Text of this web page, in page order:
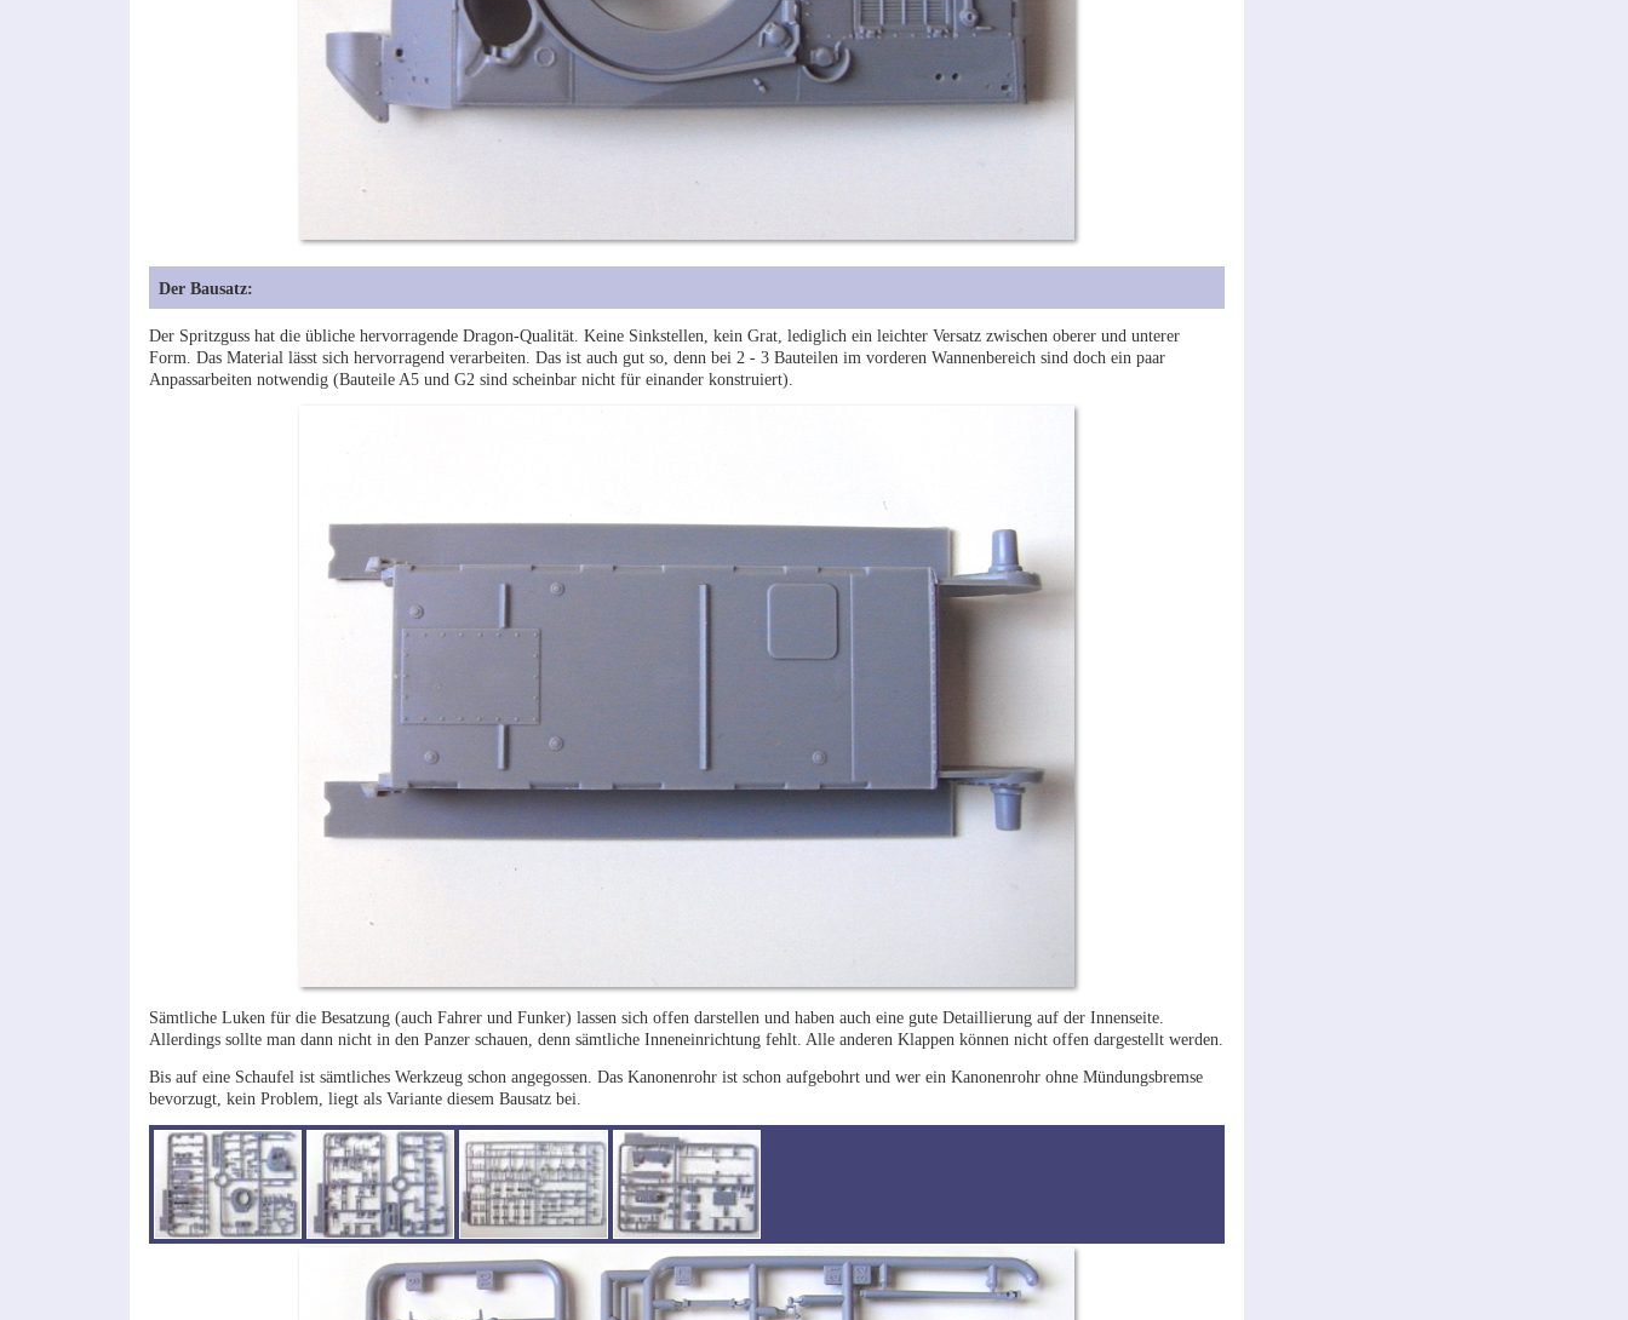
Der Bausatz:
Der Spritzguss hat die übliche hervorragende Dragon-Qualität. Keine Sinkstellen, kein Grat, lediglich ein leichter Versatz zwischen oberer und unterer
Form. Das Material lässt sich hervorragend verarbeiten. Das ist auch gut so, denn bei 2 - 3 Bauteilen im vorderen Wannenbereich sind doch ein paar
Anpassarbeiten notwendig (Bauteile A5 und G2 sind scheinbar nicht für einander konstruiert).
Sämtliche Luken für die Besatzung (auch Fahrer und Funker) lassen sich offen darstellen und haben auch eine gute Detaillierung auf der Innenseite.
Allerdings sollte man dann nicht in den Panzer schauen, denn sämtliche Inneneinrichtung fehlt. Alle anderen Klappen können nicht offen dargestellt werden.
Bis auf eine Schaufel ist sämtliches Werkzeug schon angegossen. Das Kanonenrohr ist schon aufgebohrt und wer ein Kanonenrohr ohne Mündungsbremse
bevorzugt, kein Problem, liegt als Variante diesem Bausatz bei.